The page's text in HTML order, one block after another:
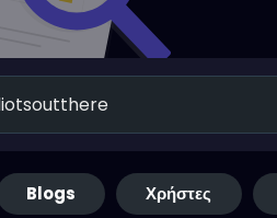
Blogs Χρήστες